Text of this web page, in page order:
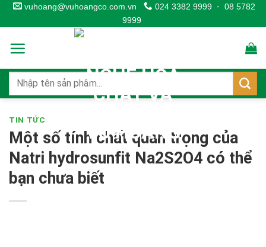
Skip
to
content
vuhoang@vuhoangco.com.vn 024 3382 9999 - 08 5782
9999
TIN TỨC
Một số tính chất quan trọng của
Natri hydrosunfit Na2S2O4 có thể
bạn chưa biết